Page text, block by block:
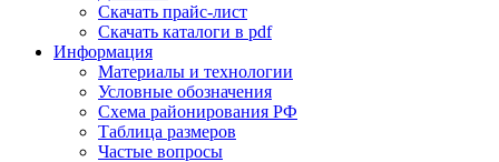
Скачать прайс-лист
Скачать каталоги в pdf
Информация
Материалы и технологии
Условные обозначения
Схема районирования РФ
Таблица размеров
Частые вопросы